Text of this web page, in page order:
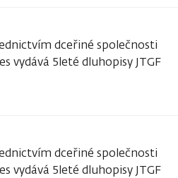
dceřiné společnosti
vydává 5leté dluhopisy JTGF
dceřiné společnosti
vydává 5leté dluhopisy JTGF